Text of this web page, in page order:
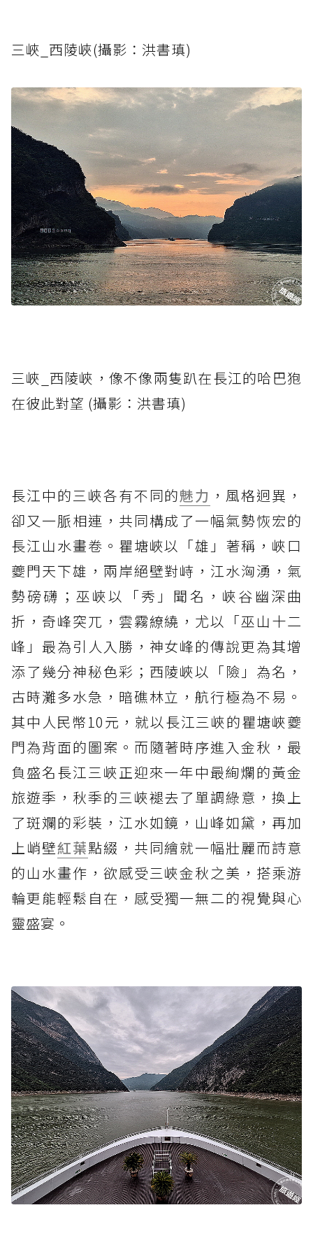
三峽_西陵峽(攝影：洪書瑱)
三峽_西陵峽，像不像兩隻趴在長江的哈巴狍
在彼此對望 (攝影：洪書瑱)
長江中的三峽各有不同的魅力 ，風格迥異，
卻又一脈相連，共同構成了一幅氣勢恢宏的
長江山水畫卷。瞿塘峽以「雄」著稱，峽口
夔門天下雄，兩岸絕壁對峙，江水洶湧，氣
勢磅礴；巫峽以「秀」聞名，峽谷幽深曲
折，奇峰突兀，雲霧繚繞，尤以「巫山十二
峰」最為引人入勝，神女峰的傳說更為其增
添了幾分神秘色彩；西陵峽以「險」為名，
古時灘多水急，暗礁林立，航行極為不易。
其中人民幣10元，就以長江三峽的瞿塘峽夔
門為背面的圖案。而隨著時序進入金秋，最
負盛名長江三峽正迎來一年中最絢爛的黃金
旅遊季，秋季的三峽褪去了單調綠意，換上
了斑斕的彩裝，江水如鏡，山峰如黛，再加
上峭壁紅葉點綴，共同繪就一幅壯麗而詩意
的山水畫作，欲感受三峽金秋之美，搭乘游
輪更能輕鬆自在，感受獨一無二的視覺與心
靈盛宴。